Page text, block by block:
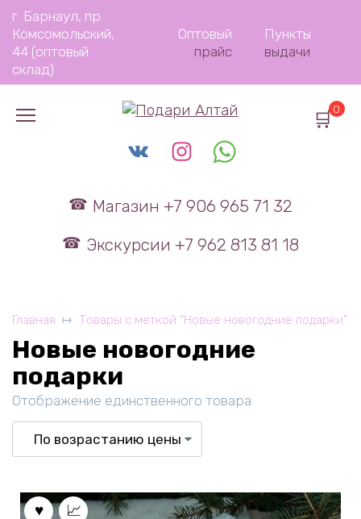
Перейти
содержанию
г. Барнаул, пр.
Комсомольский,
44 (оптовый
склад)
Оптовый
прайс
Пункты
выдачи
Магазин +7 906 965 71 32
Экскурсии +7 962 813 81 18
0
Главная Товары с меткой “Новые новогодние подарки”
Новые новогодние
подарки
Отображение единственного товара